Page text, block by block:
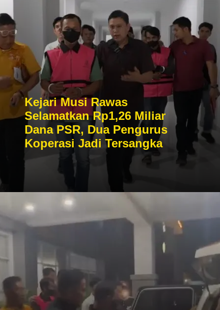
Kejari Musi Rawas
Selamatkan Rp1,26 Miliar
Dana PSR, Dua Pengurus
Koperasi Jadi Tersangka